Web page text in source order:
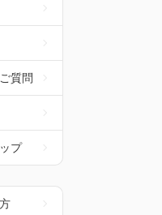
質問
プ